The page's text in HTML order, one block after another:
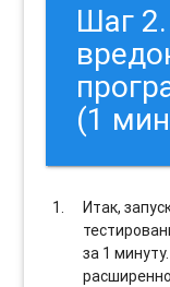
Шаг 2.
(1
Итак,
за 1